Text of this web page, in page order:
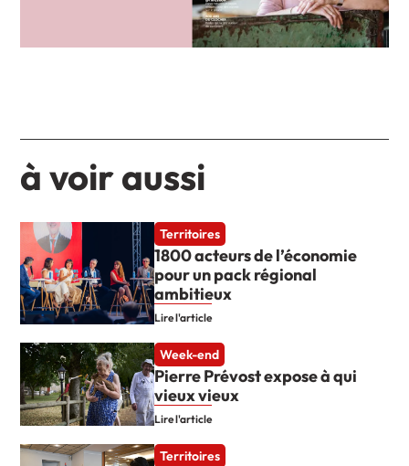
à voir aussi
Territoires
1800 acteurs de l’économie
pour un pack régional
ambitieux
Lire l'article
Week-end
Pierre Prévost expose à qui
vieux vieux
Lire l'article
Territoires